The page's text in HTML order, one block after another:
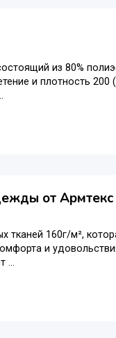
из 80%
и плотность 200
от Армтекс
160г/м²,
и
...